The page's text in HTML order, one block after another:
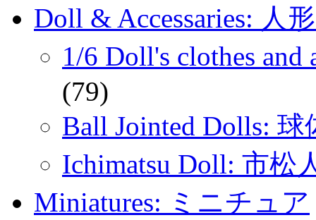
Doll & Accessaries: 人
1/6 Doll's clothes
(79)
Ball Jointed Dolls:
Ichimatsu Doll: 市松
Miniatures: ミニチュア